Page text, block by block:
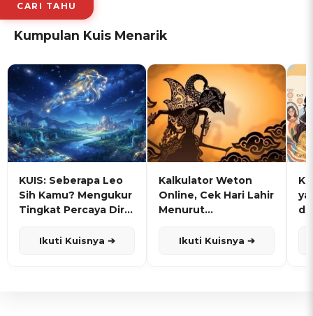
CARI TAHU
Kumpulan Kuis Menarik
KUIS: Seberapa Leo
Sih Kamu? Mengukur
Tingkat Percaya Diri
Ikuti Kuisnya ➔
Kalkulator Weton
Online, Cek Hari Lahir
Menurut
Ikuti Kuisnya ➔